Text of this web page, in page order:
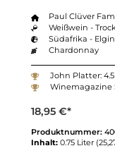
Paul Clüver
Weißwein -
Südafrika - Elgin
Chardonnay
John Platter:
Winemagazine
18,95 €*
Produktnummer:
Inhalt: 0.75 Liter